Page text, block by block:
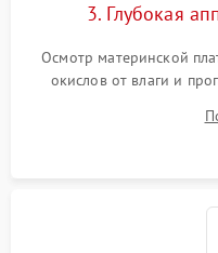
3. Глубокая
Осмотр материнской
окислов от влаги и
дежурных